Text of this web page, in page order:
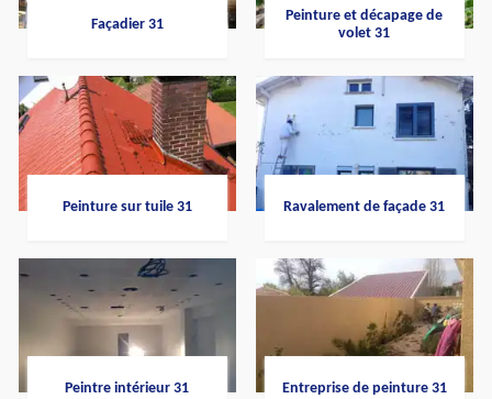
Façadier 31
Peinture et décapage de
volet 31
Peinture sur tuile 31 Ravalement de façade 31
Peintre intérieur 31 Entreprise de peinture 31